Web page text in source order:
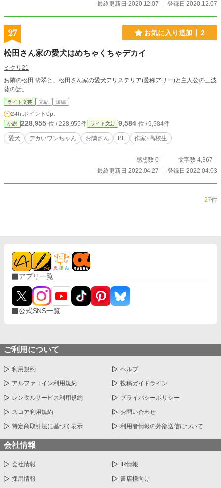
最終更新日 2020.12.07
登録日 2020.12.07
27 お気に入り追加 2
松田さん家の愛犬はめちゃくちゃデカイ
ミクリ21
お隣の松田 翡翠と、松田さん家の愛犬アリステリア(愛称アリー)と主人公の三波
葵の話。
ライト文芸 完結 短編
24h.ポイント 0pt
小説 228,955 位 / 228,955件 ライト文芸 9,584 位 / 9,584件
愛犬 デカいワンちゃん お隣さん BL 作家×高校生
感想数 0
文字数 4,367
最終更新日 2022.04.27
登録日 2022.04.03
27件
アプリ一覧
公式SNS一覧
ご利用について
利用規約 ヘルプ
アルファコイン利用規約 投稿ガイドライン
レンタルサービス利用規約 プライバシーポリシー
スコア利用規約 お問い合わせ
特定商取引法に基づく表示 利用者情報の外部送信について
会社情報
会社情報 IR情報
採用情報 書店様向け